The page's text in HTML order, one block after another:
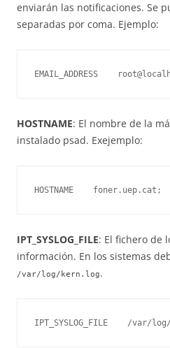
enviarán las notificaciones. Se
separadas por coma. Ejemplo:
EMAIL_ADDRESS
HOSTNAME: El nombre de la
instalado psad. Exejemplo:
HOSTNAME    foner.uep.cat;
IPT_SYSLOG_FILE: El fichero de
información. En los sistemas
/var/log/kern.log.
IPT_SYSLOG_FILE    /var/